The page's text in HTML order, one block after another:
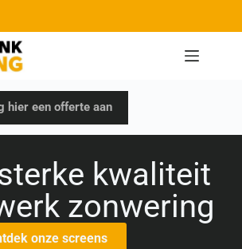
hier een offerte aan
kwaliteit
zonwering
onze screens